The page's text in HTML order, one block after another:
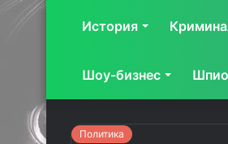
История
Шоу-бизнес
Политика